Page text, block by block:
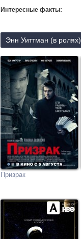
Интересные факты:
Энн Уиттман (в ролях)
Призрак